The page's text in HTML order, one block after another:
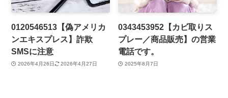
0120546513【偽アメリカ
ンエキスプレス】詐欺
SMSに注意
2026年4月26日 2026年4月27日
0343453952【カビ取りス
プレー／商品販売】の営業
電話です。
2025年8月7日